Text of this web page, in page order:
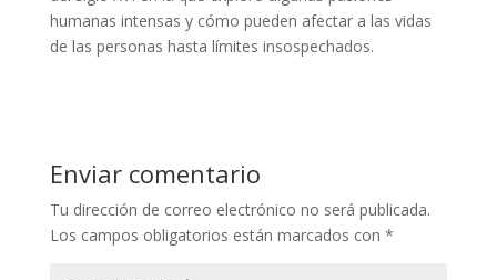
humanas intensas y cómo pueden afectar a las vidas
de las personas hasta límites insospechados.
Enviar comentario
Tu dirección de correo electrónico no será publicada.
Los campos obligatorios están marcados con *